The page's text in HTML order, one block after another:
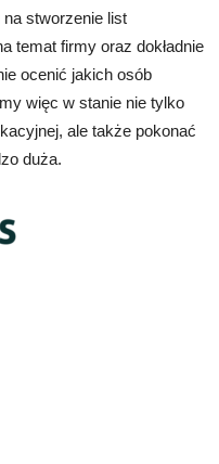
stworzenie list
temat firmy oraz dokładnie
ocenić jakich osób
więc w stanie nie tylko
ale także pokonać
duża.